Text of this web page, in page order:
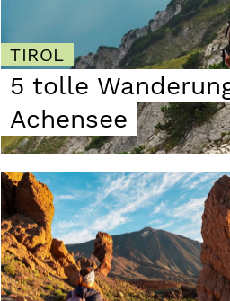
TIROL
5 tolle
Achensee